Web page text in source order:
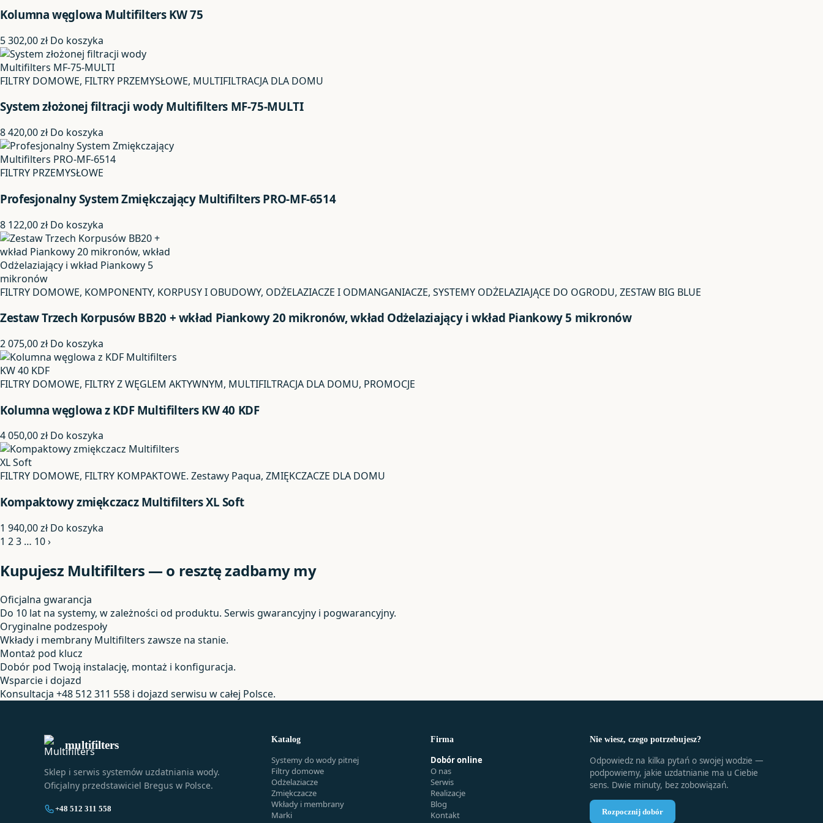
Kolumna węglowa Multifilters KW 75
5 302,00zł Do koszyka
FILTRY DOMOWE, FILTRY PRZEMYSŁOWE, MULTIFILTRACJA DLA DOMU
System złożonej filtracji wody Multifilters MF-75-MULTI
8 420,00zł Do koszyka
FILTRY PRZEMYSŁOWE
Profesjonalny System Zmiękczający Multifilters PRO-MF-6514
8 122,00zł Do koszyka
FILTRY DOMOWE, KOMPONENTY, KORPUSY I OBUDOWY, ODŻELAZIACZE I ODMANGANIACZE, SYSTEMY ODŻELAZIAJĄCE DO OGRODU, ZESTAW BIG BLUE
Zestaw Trzech Korpusów BB20 + wkład Piankowy 20 mikronów, wkład Odżelaziający i wkład Piankowy 5 mikronów
2 075,00zł Do koszyka
FILTRY DOMOWE, FILTRY Z WĘGLEM AKTYWNYM, MULTIFILTRACJA DLA DOMU, PROMOCJE
Kolumna węglowa z KDF Multifilters KW 40 KDF
4 050,00zł Do koszyka
FILTRY DOMOWE, FILTRY KOMPAKTOWE. Zestawy Paqua, ZMIĘKCZACZE DLA DOMU
Kompaktowy zmiękczacz Multifilters XL Soft
1 940,00zł Do koszyka
1 23 … 10›
Kupujesz Multifilters — o resztę zadbamy my
Oficjalna gwarancja
Do 10 lat na systemy, w zależności od produktu. Serwis gwarancyjny i pogwarancyjny.
Oryginalne podzespoły
Wkłady i membrany Multifilters zawsze na stanie.
Montaż pod klucz
Dobór pod Twoją instalację, montaż i konfiguracja.
Wsparcie i dojazd
Konsultacja +48 512 311 558 i dojazd serwisu w całej Polsce.
multifilters
Sklep i serwis systemów uzdatniania wody.
Oficjalny przedstawiciel Bregus w Polsce.
+48 512 311 558
Katalog
Systemy do wody pitnej
Filtry domowe
Odżelaziacze
Zmiękczacze
Wkłady i membrany
Marki
Firma
Dobór online
O nas
Serwis
Realizacje
Blog
Kontakt
Nie wiesz, czego potrzebujesz?
Odpowiedz na kilka pytań o swojej wodzie —
podpowiemy, jakie uzdatnianie ma u Ciebie
sens. Dwie minuty, bez zobowiązań.
Rozpocznij dobór